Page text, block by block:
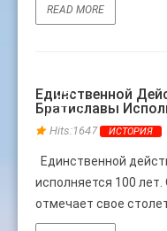
READ MORE
Единственной
Братиславы
Hits:1647 ИСТОРИЯ
Единственной
исполняется 100
отмечает свое
09
ИЮЛЬ